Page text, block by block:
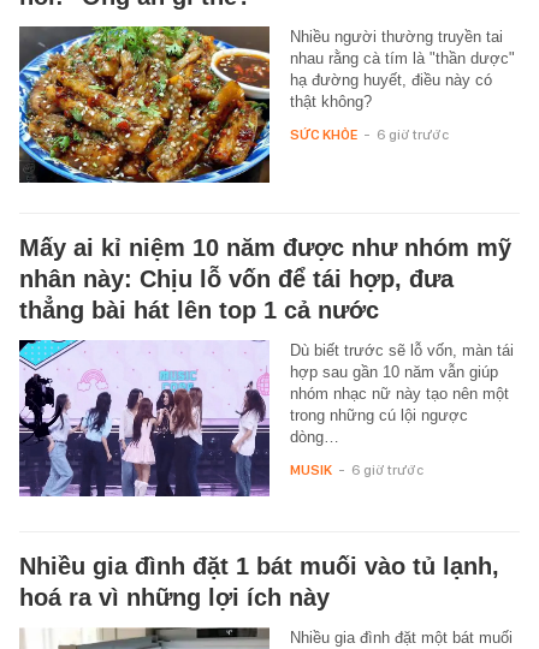
Nhiều người thường truyền tai
nhau rằng cà tím là "thần dược"
hạ đường huyết, điều này có
thật không?
SỨC KHỎE - 6 giờ trước
Mấy ai kỉ niệm 10 năm được như nhóm mỹ
nhân này: Chịu lỗ vốn để tái hợp, đưa
thẳng bài hát lên top 1 cả nước
Dù biết trước sẽ lỗ vốn, màn tái
hợp sau gần 10 năm vẫn giúp
nhóm nhạc nữ này tạo nên một
trong những cú lội ngược
dòng…
MUSIK - 6 giờ trước
Nhiều gia đình đặt 1 bát muối vào tủ lạnh,
hoá ra vì những lợi ích này
Nhiều gia đình đặt một bát muối